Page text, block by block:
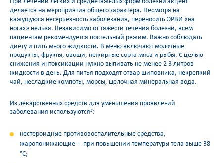
При лечении легких и среднетяжелых форм болезни акцент
делается на мероприятия общего характера. Несмотря на
кажущуюся несерьезность заболевания, переносить ОРВИ «на
ногах» нельзя. Независимо от тяжести течения болезни, всем
пациентам рекомендуется постельный режим. Важно соблюдать
диету и пить много жидкости. В меню включают молочные
продукты, фрукты, овощи, нежирные сорта мяса и рыбы. С целью
снижения интоксикации нужно выпивать не менее 2-3 литров
жидкости в день. Для питья подходят отвар шиповника, некрепкий
чай, несладкие компоты, морсы, щелочная минеральная вода.
Из лекарственных средств для уменьшения проявлений
заболевания используются3 :
нестероидные противовоспалительные средства,
жаропонижающие— при повышении температуры тела выше 38
°C;